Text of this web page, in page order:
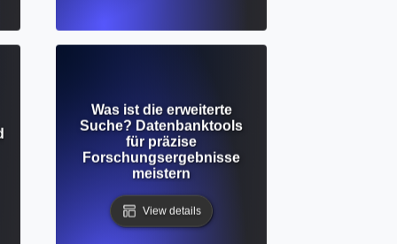
Was ist die erweiterte
Suche? Datenbanktools
für präzise
Forschungsergebnisse
meistern
View details